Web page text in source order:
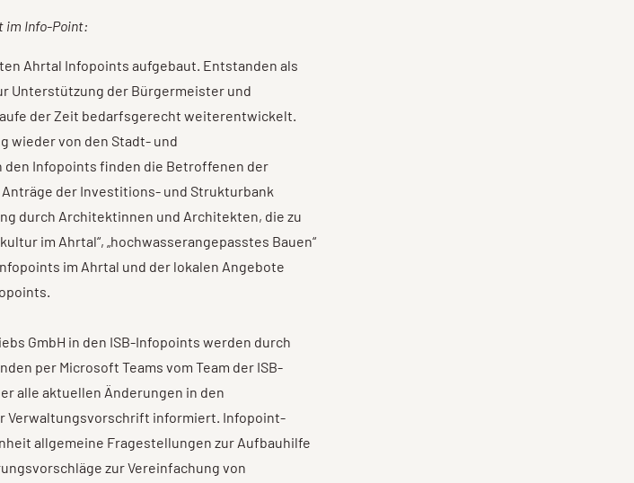
im Info-Point:
Ahrtal Infopoints aufgebaut. Entstanden als
Unterstützung der Bürgermeister und
der Zeit bedarfsgerecht weiterentwickelt.
wieder von den Stadt- und
Infopoints finden die Betroffenen der
der Investitions- und Strukturbank
durch Architektinnen und Architekten, die zu
im Ahrtal“, „hochwasserangepasstes Bauen“
im Ahrtal und der lokalen Angebote
GmbH in den ISB-Infopoints werden durch
per Microsoft Teams vom Team der ISB-
alle aktuellen Änderungen in den
Verwaltungsvorschrift informiert. Infopoint-
allgemeine Fragestellungen zur Aufbauhilfe
zur Vereinfachung von